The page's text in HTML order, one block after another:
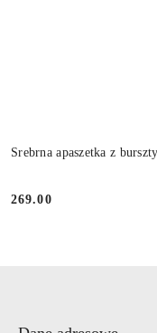
Srebrna apaszetka z
Cena:
269.00